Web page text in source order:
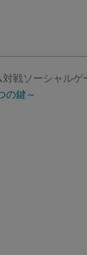
戦ソーシャルゲ
の鍵～